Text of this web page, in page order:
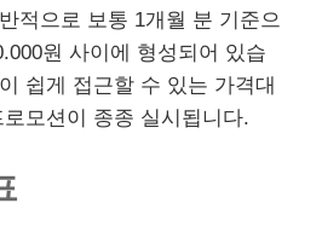
적으로 보통 1개월 분 기준으
원 사이에 형성되어 있습
쉽게 접근할 수 있는 가격대
모션이 종종 실시됩니다.